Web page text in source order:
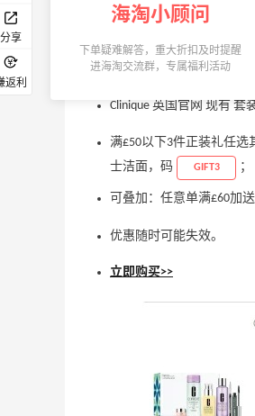
Clinique 英国官网 现有 套
满£50以下3件正装礼任
士洁面，码
GIFT3 ；
可叠加：任意单满£60加
优惠随时可能失效。
立即购买>>
分享
返利
海淘小顾问
下单疑难解答，重大折扣及时提醒
进海淘交流群，专属福利活动